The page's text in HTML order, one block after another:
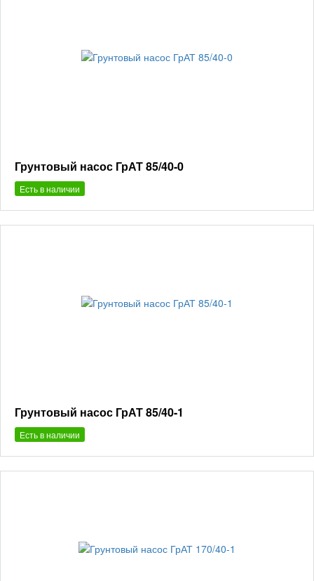
Грунтовый насос ГрАТ 85/40-0
Есть в наличии
Грунтовый насос ГрАТ 85/40-1
Есть в наличии